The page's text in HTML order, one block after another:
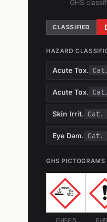
GHS
CLASSIFIED
HAZARD
Acute Tox.
Acute Tox.
Skin Irrit. Cat.
Eye Dam. Cat.
GHS PICTOGRAMS